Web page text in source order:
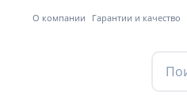
О компании Гарантии и качество